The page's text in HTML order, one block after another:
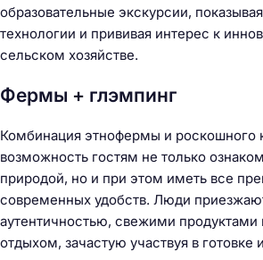
образовательные экскурсии,
технологии и прививая интерес к
сельском хозяйстве.
Фермы + глэмпинг
Комбинация этнофермы и роскошного
возможность гостям не только
природой, но и при этом иметь все
современных удобств. Люди
аутентичностью, свежими
отдыхом, зачастую участвуя в готовке